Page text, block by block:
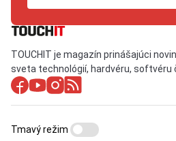
TOUCHIT je magazín prinášajúci
sveta technológií, hardvéru, softvéru
Tmavý režim